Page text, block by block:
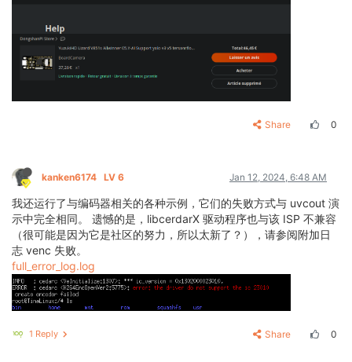
Share 0
kanken6174 LV 6 Jan 12, 2024, 6:48 AM
我还运行了与编码器相关的各种示例，它们的失败方式与 uvcout 演
示中完全相同。 遗憾的是，libcerdarX 驱动程序也与该 ISP 不兼容
（很可能是因为它是社区的努力，所以太新了？），请参阅附加日
志 venc 失败。
full_error_log.log
1 Reply Share 0